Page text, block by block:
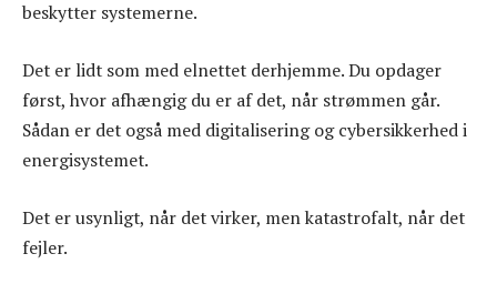
beskytter systemerne.
Det er lidt som med elnettet derhjemme. Du opdager
først, hvor afhængig du er af det, når strømmen går.
Sådan er det også med digitalisering og cybersikkerhed i
energisystemet.
Det er usynligt, når det virker, men katastrofalt, når det
fejler.